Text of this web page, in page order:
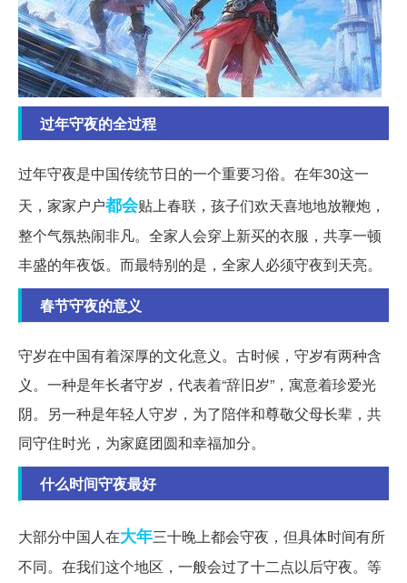
过年守夜的全过程
过年守夜是中国传统节日的一个重要习俗。在年30这一
天，家家户户都会贴上春联，孩子们欢天喜地地放鞭炮，
整个气氛热闹非凡。全家人会穿上新买的衣服，共享一顿
丰盛的年夜饭。而最特别的是，全家人必须守夜到天亮。
春节守夜的意义
守岁在中国有着深厚的文化意义。古时候，守岁有两种含
义。一种是年长者守岁，代表着“辞旧岁”，寓意着珍爱光
阴。另一种是年轻人守岁，为了陪伴和尊敬父母长辈，共
同守住时光，为家庭团圆和幸福加分。
什么时间守夜最好
大部分中国人在大年三十晚上都会守夜，但具体时间有所
不同。在我们这个地区，一般会过了十二点以后守夜。等